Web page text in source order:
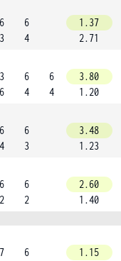
6
3
6
4
1.37
2.71
3
6
6
4
6
4
3.80
1.20
6
4
6
3
3.48
1.23
6
2
6
2
2.60
1.40
7
6
1.15